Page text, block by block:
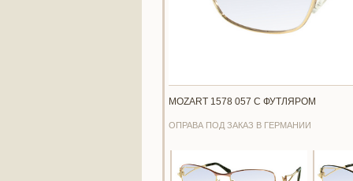
MOZART 1578 057 С ФУТЛЯРОМ
ОПРАВА ПОД ЗАКАЗ В ГЕРМАНИИ